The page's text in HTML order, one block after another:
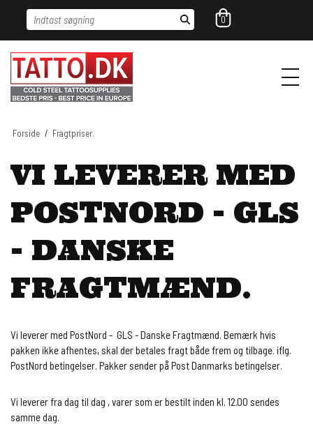
Indtast søgning 0
Forside / Fragtpriser.
VI LEVERER MED
POSTNORD - GLS
- DANSKE
FRAGTMÆND.
Vi leverer med PostNord - GLS - Danske Fragtmænd. Bemærk hvis
pakken ikke afhentes, skal der betales fragt både frem og tilbage. iflg.
PostNord betingelser. Pakker sender på Post Danmarks betingelser.
Vi leverer fra dag til dag , varer som er bestilt inden kl. 12.00 sendes
samme dag.